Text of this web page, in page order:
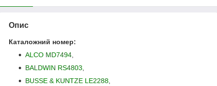
Опис
Каталожний номер:
ALCO MD7494
BALDWIN RS4803
BUSSE & KUNTZE LE2288